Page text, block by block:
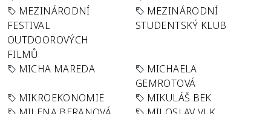
MEZINÁRODNÍ
FESTIVAL
OUTDOOROVÝCH
FILMŮ
MEZINÁRODNÍ
STUDENTSKÝ KLUB
MICHA MAREDA
MICHAELA
GEMROTOVÁ
MIKROEKONOMIE
MIKULÁŠ BEK